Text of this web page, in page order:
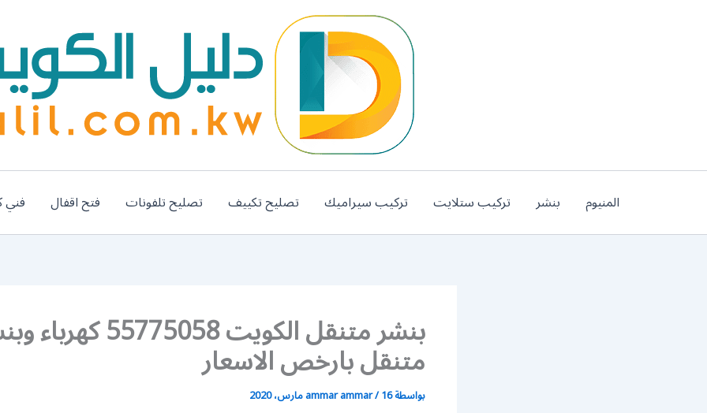
المنيوم بنشر تركيب ستلايت تركيب سيراميك تصليح تكييف تصليح تلفونات فتح اقفال فني
بنشر متنقل الكويت 55775058
متنقل بارخص الاسعار
بواسطة ammar ammar/16 مارس، 2020